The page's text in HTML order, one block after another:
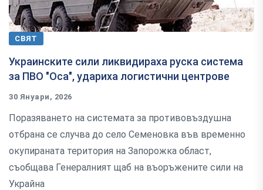
СВЯТ
Украинските сили ликвидираха руска система
за ПВО "Оса", удариха логистични центрове
30 Януари, 2026
Поразяването на системата за противовъздушна
отбрана се случва до село Семеновка във временно
окупираната територия на Запорожка област,
съобщава Генералният щаб на въоръжените сили на
Украйна